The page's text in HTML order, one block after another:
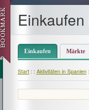
Einkaufen Märkte
Start: : Aktivitäten in Spanien